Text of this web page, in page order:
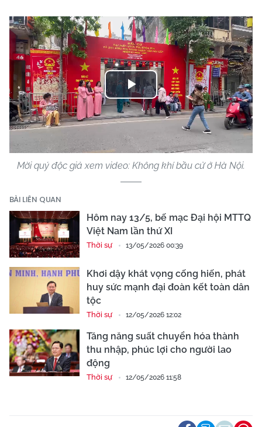
Play
Video
Mời quý độc giả xem video: Không khí bầu cử ở Hà Nội.
BÀI LIÊN QUAN
Hôm nay 13/5, bế mạc Đại hội MTTQ
Việt Nam lần thứ XI
Thời sự 13/05/2026 00:39
Khơi dậy khát vọng cống hiến, phát
huy sức mạnh đại đoàn kết toàn dân
tộc
Thời sự 12/05/2026 12:02
Tăng năng suất chuyển hóa thành
thu nhập, phúc lợi cho người lao
động
Thời sự 12/05/2026 11:58